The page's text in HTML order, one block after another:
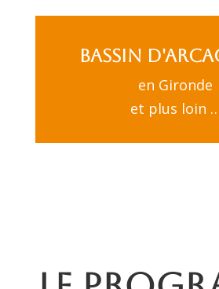
Bassin
en Gironde
et plus loin